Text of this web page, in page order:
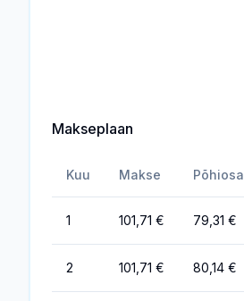
Makseplaan
Kuu Makse Põhiosa
1 101,71 € 79,31 €
2 101,71 € 80,14 €